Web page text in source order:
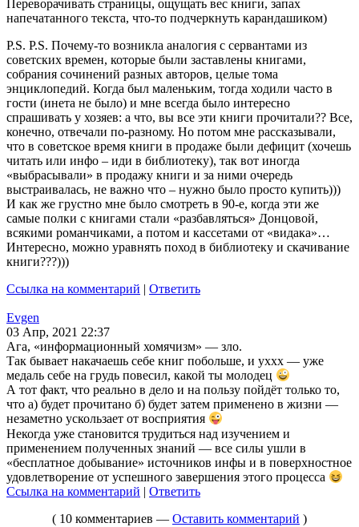
Переворачивать страницы, ощущать вес книги, запах
напечатанного текста, что-то подчеркнуть карандашиком)
P.S. P.S. Почему-то возникла аналогия с сервантами из
советских времен, которые были заставлены книгами,
собрания сочинений разных авторов, целые тома
энциклопедий. Когда был маленьким, тогда ходили часто в
гости (инета не было) и мне всегда было интересно
спрашивать у хозяев: а что, вы все эти книги прочитали?? Все,
конечно, отвечали по-разному. Но потом мне рассказывали,
что в советское время книги в продаже были дефицит (хочешь
читать или инфо – иди в библиотеку), так вот иногда
«выбрасывали» в продажу книги и за ними очередь
выстраивалась, не важно что – нужно было просто купить)))
И как же грустно мне было смотреть в 90-е, когда эти же
самые полки с книгами стали «разбавляться» Донцовой,
всякими романчиками, а потом и кассетами от «видака»…
Интересно, можно уравнять поход в библиотеку и скачивание
книги???)))
Ссылка на комментарий | Ответить
Evgen
03 Апр, 2021 22:37
Ага, «информационный хомячизм» — зло.
Так бывает накачаешь себе книг побольше, и уххх — уже
медаль себе на грудь повесил, какой ты молодец
А тот факт, что реально в дело и на пользу пойдёт только то,
что а) будет прочитано б) будет затем применено в жизни —
незаметно ускользает от восприятия
Некогда уже становится трудиться над изучением и
применением полученных знаний — все силы ушли в
«бесплатное добывание» источников инфы и в поверхностное
удовлетворение от успешного завершения этого процесса
Ссылка на комментарий | Ответить
( 10 комментариев — Оставить комментарий )